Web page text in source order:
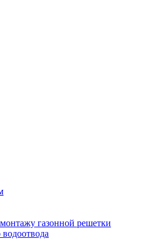
газонной решетки